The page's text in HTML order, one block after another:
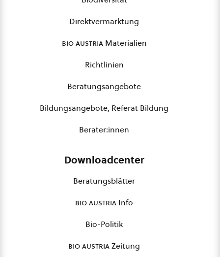
Direktvermarktung
bio austriaMaterialien
Richtlinien
Beratungsangebote
Bildungsangebote, Referat Bildung
Berater:innen
Downloadcenter
Beratungsblätter
bio austria Info
Bio-Politik
bio austriaZeitung